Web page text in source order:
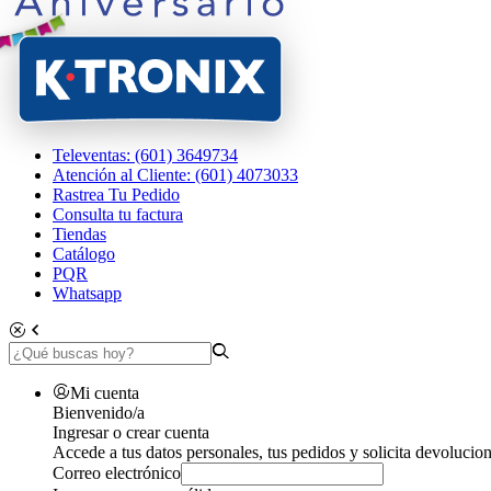
Televentas: (601) 3649734
Atención al Cliente: (601) 4073033
Rastrea Tu Pedido
Consulta tu factura
Tiendas
Catálogo
PQR
Whatsapp
Mi cuenta
Bienvenido/a
Ingresar o crear cuenta
Accede a tus datos personales, tus pedidos y solicita
Correo electrónico